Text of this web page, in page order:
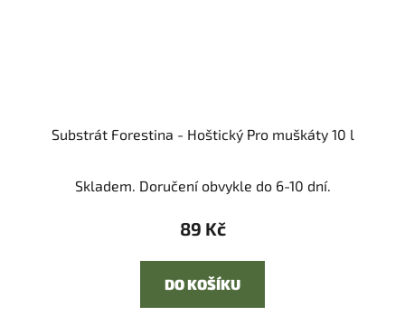
Substrát Forestina - Hoštický Pro muškáty 10 l
Skladem. Doručení obvykle do 6-10 dní.
89 Kč
DO KOŠÍKU